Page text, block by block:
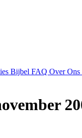
Bijbel FAQ Over Ons